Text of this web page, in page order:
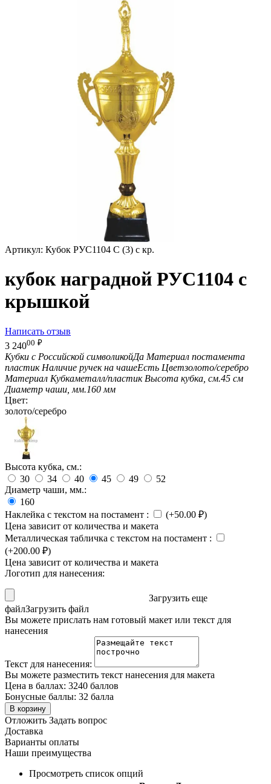
Артикул: Кубок РУС1104 C (3) с кр.
кубок наградной РУС1104 с
крышкой
Написать отзыв
3 24000 ₽
Кубки с Российской символикойДа Материал постамента
пластик Наличие ручек на чашеЕсть Цветзолото/серебро
Материал Кубкаметалл/пластик Высота кубка, см.45 см
Диаметр чаши, мм.160 мм
Цвет:
золото/серебро
Высота кубка, см.:
30
34 40 45 49
52
Диаметр чаши, мм.:
160
Наклейка с текстом на постамент : (+50.00 ₽)
Цена зависит от количества и макета
Металлическая табличка с текстом на постамент :
(+200.00 ₽)
Цена зависит от количества и макета
Логотип для нанесения:
Загрузить еще
файлЗагрузить файл
Вы можете прислать нам готовый макет или текст для
нанесения
Текст для нанесения:
Вы можете разместить текст нанесения для макета
Цена в баллах: 3240 баллов
Бонусные баллы: 32 балла
В корзину
Отложить Задать вопрос
Доставка
Варианты оплаты
Наши преимущества
Просмотреть список опций